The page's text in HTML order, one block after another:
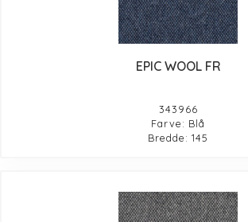
EPIC WOOL FR
343966
Farve: Blå
Bredde: 145